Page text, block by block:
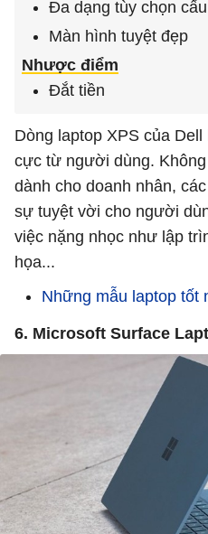
Đa dạng tùy chọn
Màn hình tuyệt đẹp
Nhược điểm
Đắt tiền
Dòng laptop XPS của
cực từ người dùng.
dành cho doanh nhân,
sự tuyệt vời cho người
việc nặng nhọc như lập
họa...
Những mẫu laptop tốt
6. Microsoft Surface